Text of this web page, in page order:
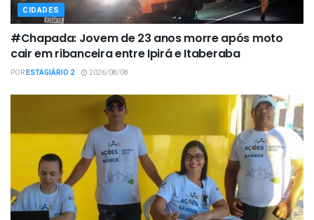
CIDADES
#Chapada: Jovem de 23 anos morre após moto
cair em ribanceira entre Ipirá e Itaberaba
PORESTAGIÁRIO 2 2026/08/08